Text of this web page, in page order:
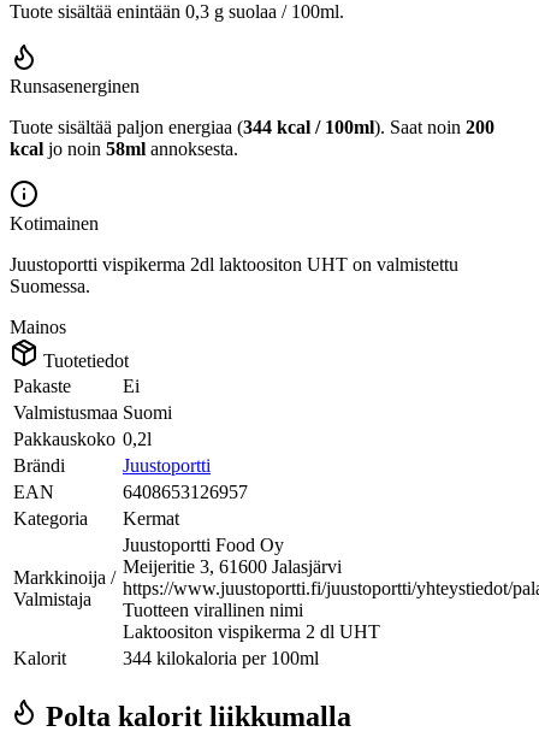
Tuote sisältää enintään 0,3 g suolaa / 100ml.
Runsasenerginen
Tuote sisältää paljon energiaa (344 kcal / 100ml). Saat noin 200
kcal jo noin 58ml annoksesta.
Kotimainen
Juustoportti vispikerma 2dl laktoositon UHT on valmistettu
Suomessa.
Mainos
Tuotetiedot
Pakaste
Ei
Valmistusmaa Suomi
Pakkauskoko 0,2l
Brändi
Juustoportti
EAN
6408653126957
Kategoria
Kermat
Markkinoija /
Valmistaja
Juustoportti Food Oy
Meijeritie 3, 61600 Jalasjärvi
https://www.juustoportti.fi/juustoportti/yhteystiedot/
Tuotteen virallinen nimi
Laktoositon vispikerma 2 dl UHT
Kalorit
344 kilokaloria per 100ml
Polta kalorit liikkumalla